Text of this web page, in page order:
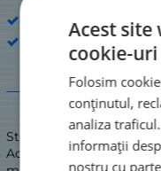
Acasa Produse si
EARLLDOM
Stare: NOUĂ
Adaptor receptor
Acest site
cookie-uri
Folosim
conținutul,
analiza
informații
nostru cu